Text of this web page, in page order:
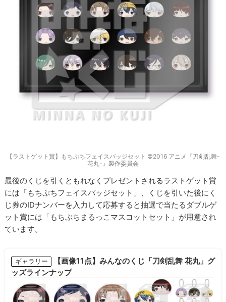
【ラストゲット賞】もちぷちフェイスバッジセット ©2016 アニメ『刀剣乱舞-
花丸-』製作委員会
最後のくじを引くともれなくプレゼントされるラストゲット賞
には「もちぷちフェイスバッジセット」、くじを引いた後にく
じ券のIDナンバーを入力して応募すると抽選で当たるダブルゲ
ット賞には「もちぷちまるっこマスコットセット」が用意され
ています。
ギャラリー
【画像11点】みんなのくじ「刀剣乱舞 花丸」グ
ッズラインナップ